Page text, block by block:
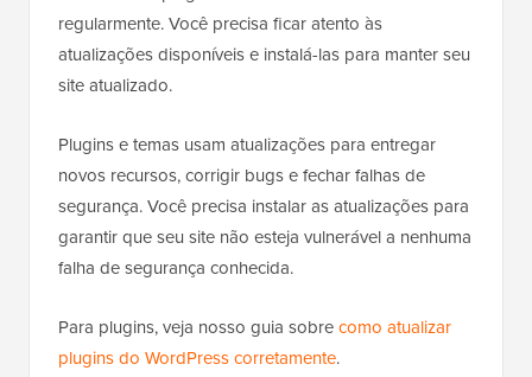
regularmente. Você precisa ficar atento às
atualizações disponíveis e instalá-las para manter seu
site atualizado.
Plugins e temas usam atualizações para entregar
novos recursos, corrigir bugs e fechar falhas de
segurança. Você precisa instalar as atualizações para
garantir que seu site não esteja vulnerável a nenhuma
falha de segurança conhecida.
Para plugins, veja nosso guia sobrecomo atualizar
plugins do WordPress corretamente.